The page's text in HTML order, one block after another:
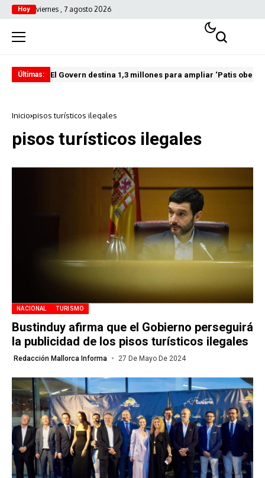
Hoy viernes , 7 agosto 2026
Últimas: El Govern destina 1,3 millones para ampliar ‘Patis
Inicio pisos turísticos ilegales
pisos turísticos ilegales
NACIONAL TURISMO
Bustinduy afirma que el Gobierno perseguirá
la publicidad de los pisos turísticos ilegales
Redacción Mallorca Informa 27 De Mayo De 2024